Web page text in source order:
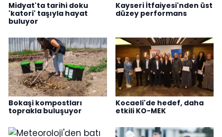
Midyat'ta tarihi doku
'katori' taşıyla hayat
buluyor
Kayseri İtfaiyesi'nden üst
düzey performans
Bokaşi kompostları
toprakla buluşuyor
Kocaeli'de hedef, daha
etkili KO-MEK